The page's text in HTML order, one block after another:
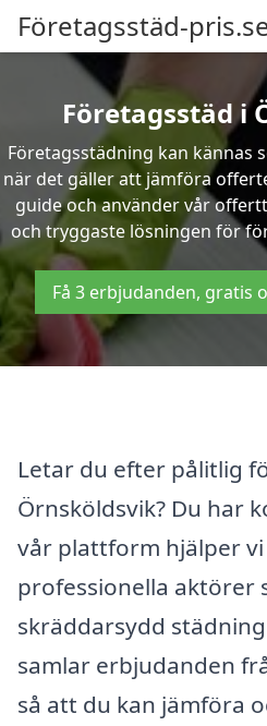
Företagsstäd-
Företagsstäd i
Företagsstädning kan kännas
när det gäller att jämföra
guide och använder vår
och tryggaste lösningen för
Få 3 erbjudanden, gratis
Letar du efter pålitlig
Örnsköldsvik? Du har
vår plattform hjälper
professionella aktörer
skräddarsydd
samlar erbjudanden
så att du kan jämföra